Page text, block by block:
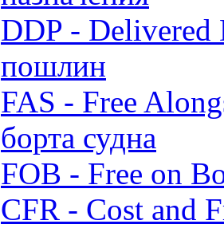
DDP - Delivered
пошлин
FAS - Free
борта судна
FOB - Free on
CFR - Cost and